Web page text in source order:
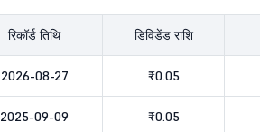
रिकॉर्ड तिथि डिविडेंड राशि
2026-08-27 ₹0.05
2025-09-09 ₹0.05